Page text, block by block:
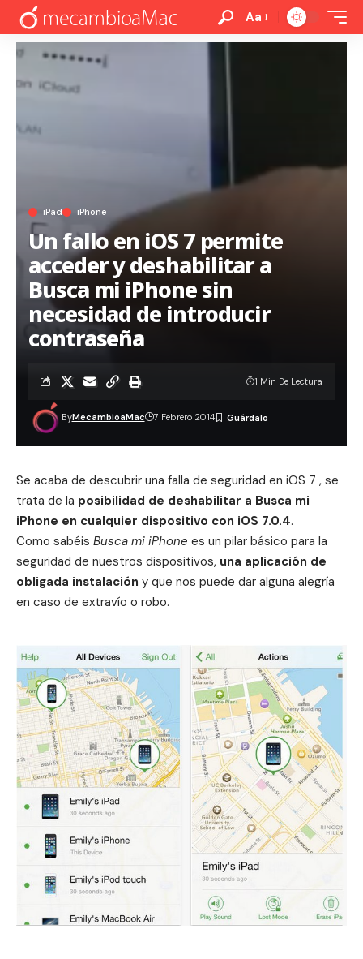
Aa
iPad iPhone
Un fallo en iOS 7 permite
acceder y deshabilitar a
Busca mi iPhone sin
necesidad de introducir
contraseña
ByMecambioaMac 7 Febrero 2014
1 Min De Lectura
Se acaba de descubrir una falla de seguridad en iOS 7 , se
trata de la posibilidad de deshabilitar a Busca mi
iPhone en cualquier dispositivo con iOS 7.0.4.
Como sabéis Busca mi iPhone es un pilar básico para la
seguridad de nuestros dispositivos, una aplicación de
obligada instalación y que nos puede dar alguna alegría
en caso de extravío o robo.